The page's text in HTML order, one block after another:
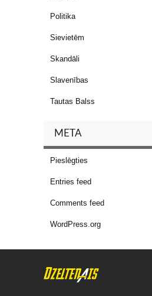
Politika
Sievietēm
Skandāli
Slavenības
Tautas Balss
META
Pieslēgties
Entries feed
Comments feed
WordPress.org